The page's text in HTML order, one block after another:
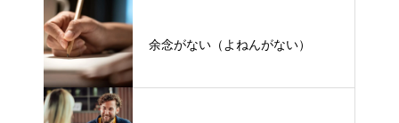
余念がない（よねんがない）